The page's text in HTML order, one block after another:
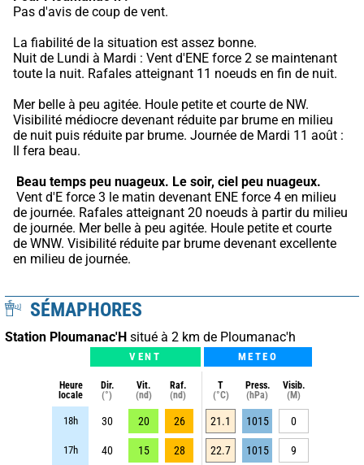
Pas d'avis de coup de vent.
La fiabilité de la situation est assez bonne.
Nuit de Lundi à Mardi : Vent d'ENE force 2 se maintenant
toute la nuit. Rafales atteignant 11 noeuds en fin de nuit.
Mer belle à peu agitée. Houle petite et courte de NW.
Visibilité médiocre devenant réduite par brume en milieu
de nuit puis réduite par brume. Journée de Mardi 11 août :
Il fera beau.
Beau temps peu nuageux. Le soir, ciel peu nuageux.
de journée. Rafales atteignant 20 noeuds à partir du milieu
de journée. Mer belle à peu agitée. Houle petite et courte
de WNW. Visibilité réduite par brume devenant excellente
en milieu de journée.
SÉMAPHORES
Station Ploumanac'H situé à 2 km de Ploumanac'h
VENT METEO
Heure
locale
Dir.
(°)
Vit.
(nd)
Raf.
(nd)
T
(°C)
Press.
(hPa)
Visib.
(M)
18h 30 20 26 21.1 1015 0
17h 40 15 28 22.7 1015 9